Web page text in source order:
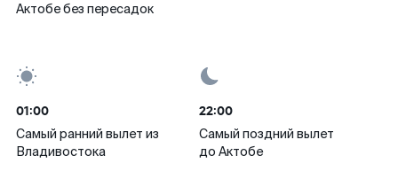
Актобе без пересадок
01:00
Самый ранний вылет из
Владивостока
22:00
Самый поздний вылет
до Актобе